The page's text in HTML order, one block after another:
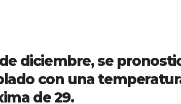
diciembre, se
con una
de 29.